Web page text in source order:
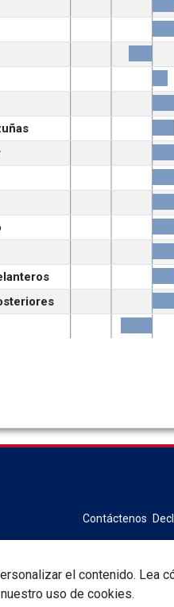
el contenido. Lea
uso de cookies.
Contáctenos